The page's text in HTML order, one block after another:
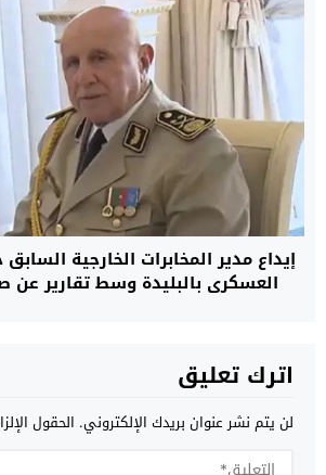
إيداع مدير المخابرات الخارجية
العسكري بالبليدة وسط تقارير عن
اترك تعليق
لن يتم نشر عنوان بريدك الإلكتروني. الحقول